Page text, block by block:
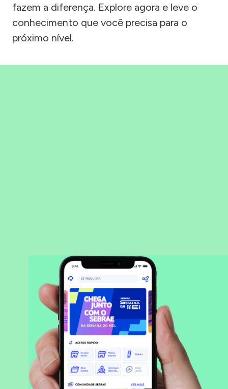
fazem a diferença. Explore agora e leve o
conhecimento que você precisa para o
próximo nível.